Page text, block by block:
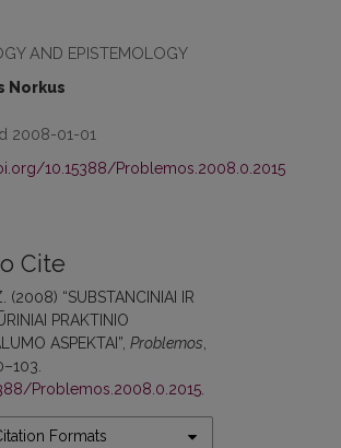
AND EPISTEMOLOGY
Norkus
2008-01-01
10.15388/Problemos.2008.0.2015
Cite
(2008) “SUBSTANCINIAI IR
PRAKTINIO
ASPEKTAI”, Problemos
Problemos.2008.0.2015
Formats